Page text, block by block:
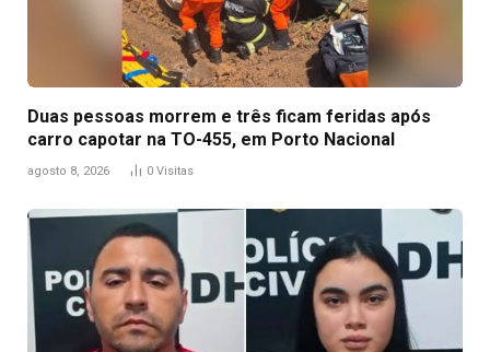
Duas pessoas morrem e três ficam feridas após
carro capotar na TO-455, em Porto Nacional
agosto 8, 2026 0 Visitas